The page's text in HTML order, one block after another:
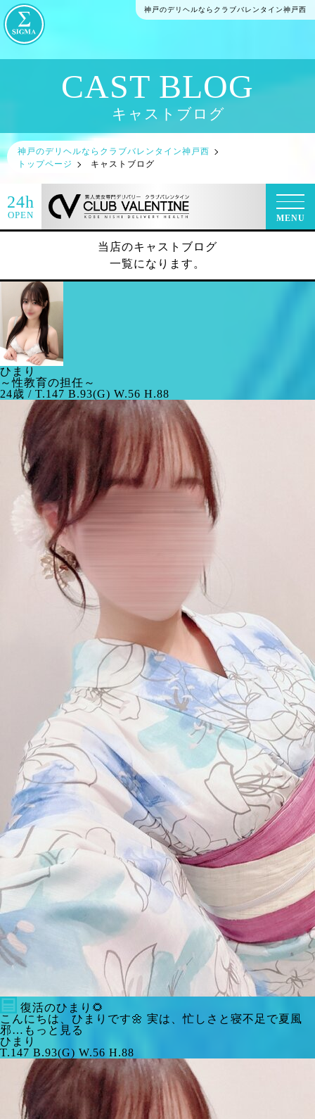
神戸のデリヘルならクラブバレンタイン神戸西
CAST BLOG
キャストブログ
神戸のデリヘルならクラブバレンタイン神戸西
トップページ
キャストブログ
24h
OPEN MENU
当店のキャストブログ
一覧になります。
ひまり
～性教育の担任～
24歳 / T.147 B.93(G) W.56 H.88
復活のひまり🌻
こんにちは、ひまりです🌼 実は、忙しさと寝不足で夏風
邪…もっと見る
ひまり
T.147 B.93(G) W.56 H.88